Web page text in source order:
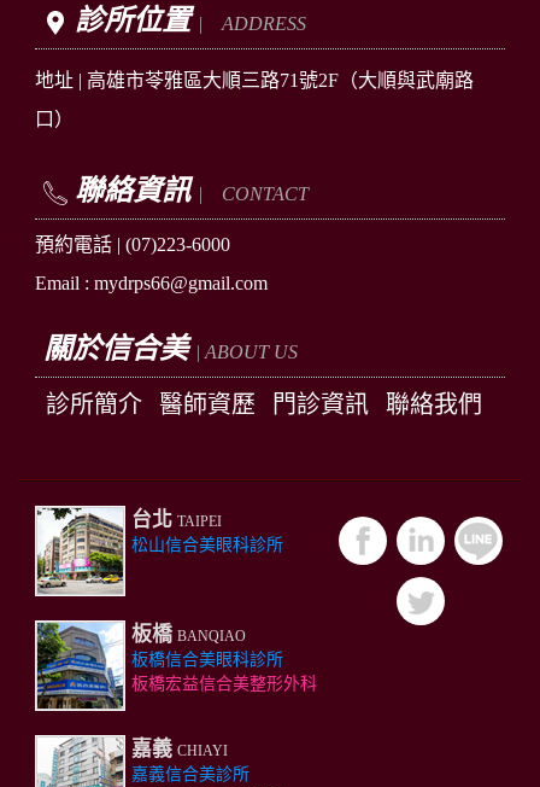
診所位置 | ADDRESS
地址 | 高雄市苓雅區大順三路71號2F （大順與武廟路
口）
聯絡資訊 | CONTACT
預約電話 | (07)223-6000
Email : mydrps66@gmail.com
關於信合美 | ABOUT US
診所簡介 醫師資歷 門診資訊 聯絡我們
台北 TAIPEI
松山信合美眼科診所
板橋 BANQIAO
板橋信合美眼科診所
板橋宏益信合美整形外科
嘉義 CHIAYI
嘉義信合美診所